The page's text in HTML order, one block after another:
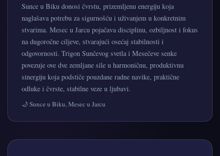
Sunce u Biku donosi čvrstu, prizemljenu energiju koja
naglašava potrebu za sigurnošću i uživanjem u konkretnim
stvarima. Mesec u Jarcu pojačava disciplinu, ozbiljnost i fokus
na dugoročne ciljeve, stvarajući osećaj stabilnosti i
odgovornosti. Trigon Sunčevog svetla i Mesečeve senke
povezuje ove dve zemljane sile u harmoničnu, produktivnu
sinergiju koja podstiče pouzdane radne navike, praktične
odluke i čvrste, stabilne veze u ljubavi.
🌙 Sunce u Biku, Mesec u Jarcu